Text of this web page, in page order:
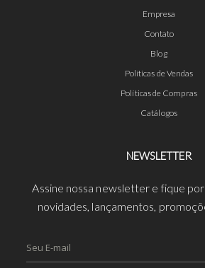
Empresa
Contato
Blog
Políticas de Vendas
Políticas de Compras
Catálogos
NEWSLETTER
Assine nossa newsletter e fique
novidades, lançamentos,